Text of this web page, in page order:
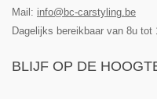
Mail: info@bc-carstyling.be
Dagelijks bereikbaar van 8u
BLIJF OP DE